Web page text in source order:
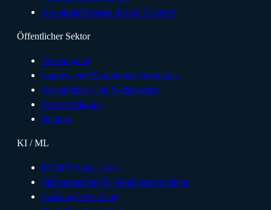
Gesundheitswesen & Life Sciences
Öffentlicher Sektor
Verteidigung
Landes- und Kommunalverwaltung
Gesundheits- und Sozialwesen
Strafverfolgung
Bildung
KI / ML
KI für Frontier Labs
Mehrsprachige KI-Modellentwicklung
Leistungsbewertung